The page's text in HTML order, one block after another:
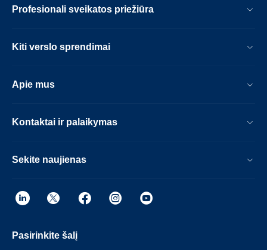
Profesionali sveikatos priežiūra
Kiti verslo sprendimai
Apie mus
Kontaktai ir palaikymas
Sekite naujienas
Pasirinkite šalį